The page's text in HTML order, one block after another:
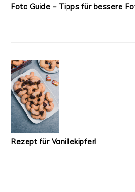
Foto Guide – Tipps für bessere
Rezept für Vanillekipferl